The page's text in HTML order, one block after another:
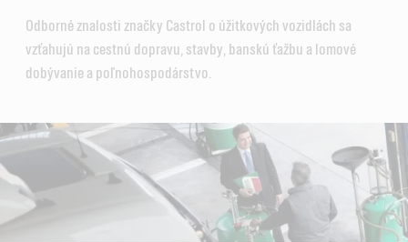
Odborné znalosti značky Castrol o úžitkových vozidlách sa
vzťahujú na cestnú dopravu, stavby, banskú ťažbu a lomové
dobývanie a poľnohospodárstvo.